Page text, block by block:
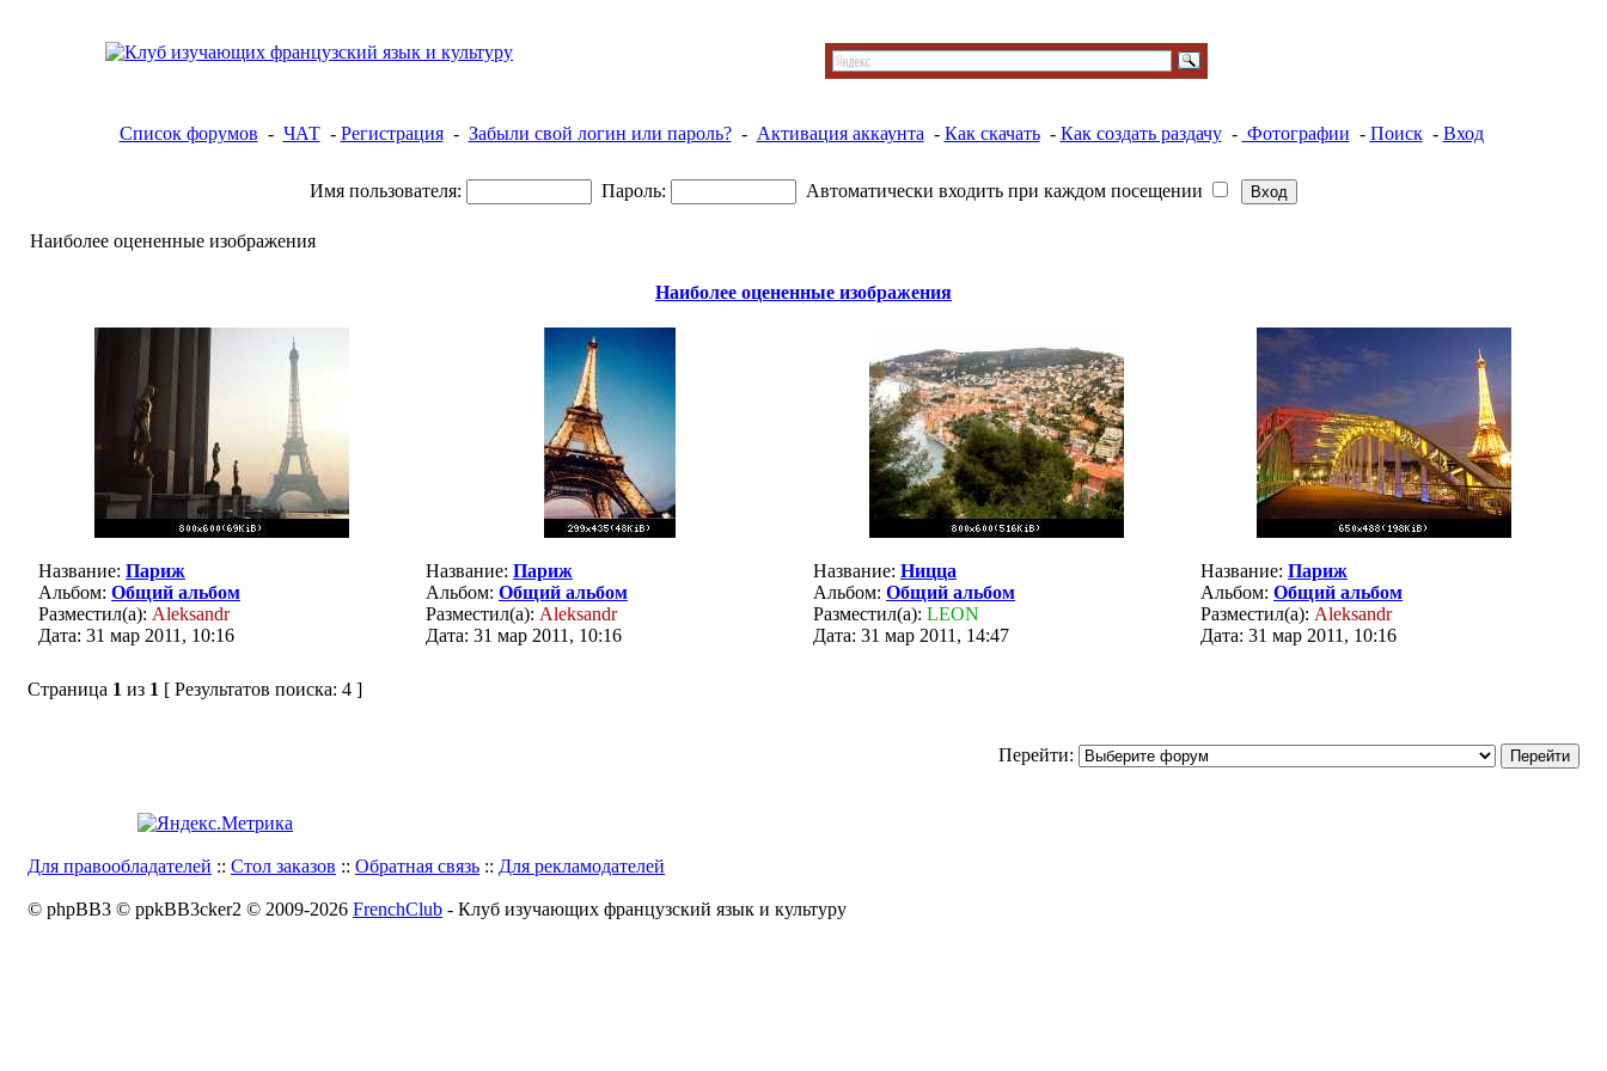
Список форумов - ЧАТ- Регистрация- Забыли свой логин или пароль?- Активация аккаунта - Как скачать- Как создать раздачу- Фотографии - Поиск- Вход
Имя пользователя: Пароль: Автоматически входить при каждом посещении
Наиболее оцененные изображения
Наиболее оцененные изображения
Название: Париж
Альбом: Общий альбом
Разместил(а): Aleksandr
Дата: 31 мар 2011, 10:16
Название: Париж
Альбом: Общий альбом
Разместил(а): Aleksandr
Дата: 31 мар 2011, 10:16
Название: Ницца
Альбом: Общий альбом
Разместил(а): LEON
Дата: 31 мар 2011, 14:47
Название: Париж
Альбом: Общий альбом
Разместил(а): Aleksandr
Дата: 31 мар 2011, 10:16
Страница 1 из 1 [ Результатов поиска: 4 ]
Перейти:
Для правообладателей :: Стол заказов :: Обратная связь :: Для рекламодателей
© phpBB3 © ppkBB3cker2 © 2009-2026 FrenchClub - Клуб изучающих французский язык и культуру